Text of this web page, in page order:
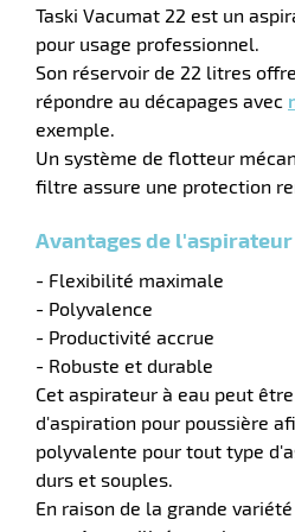
Taski Vacumat 22 est un
pour usage professionnel.
Son réservoir de 22 litres
répondre au décapages avec
exemple.
Un système de flotteur
filtre assure une protection
Avantages de l'aspirateur
- Flexibilité maximale
- Polyvalence
- Productivité accrue
- Robuste et durable
Cet aspirateur à eau peut
d'aspiration pour poussière
polyvalente pour tout type
durs et souples.
En raison de la grande